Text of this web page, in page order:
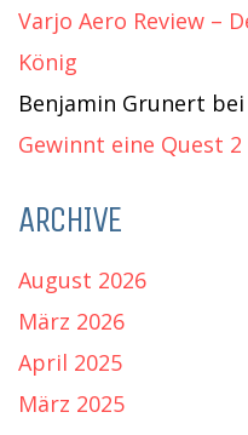
Varjo Aero Review –
König
Benjamin Grunert bei
Gewinnt eine Quest 2
ARCHIVE
August 2026
März 2026
April 2025
März 2025